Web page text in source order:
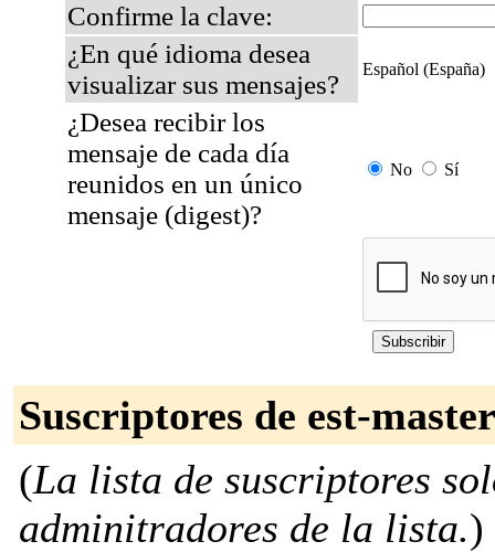
Confirme la clave:
¿En qué idioma desea
visualizar sus mensajes?
Español (España)
¿Desea recibir los
mensaje de cada día
reunidos en un único
mensaje (digest)?
No Sí
Suscriptores de est-
(La lista de suscriptores
adminitradores de la lista.)